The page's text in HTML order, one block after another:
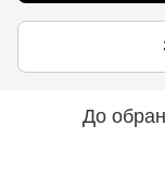
До